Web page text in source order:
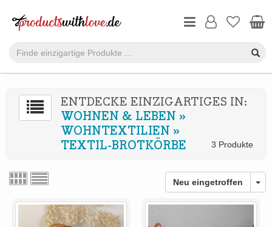
ENTDECKE EINZIGARTIGES IN:
WOHNEN & LEBEN »
WOHNTEXTILIEN »
TEXTIL-BROTKÖRBE
3 Produkte
Neu eingetroffen